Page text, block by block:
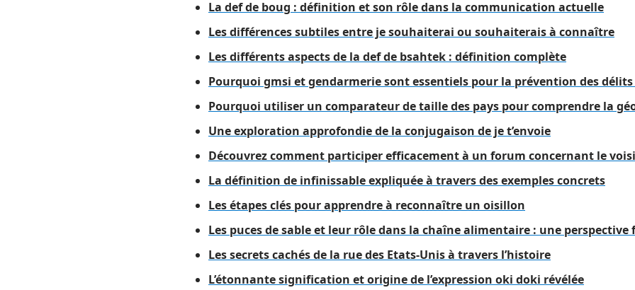
La def de boug : définition et son rôle dans la communication actuelle
Les différences subtiles entre je souhaiterai ou souhaiterais à connaître
Les différents aspects de la def de bsahtek : définition complète
Pourquoi gmsi et gendarmerie sont essentiels pour la prévention des
Pourquoi utiliser un comparateur de taille des pays pour comprendre la
Une exploration approfondie de la conjugaison de je t’envoie
Découvrez comment participer efficacement à un forum concernant le
La définition de infinissable expliquée à travers des exemples concrets
Les étapes clés pour apprendre à reconnaître un oisillon
Les puces de sable et leur rôle dans la chaîne alimentaire : une perspective
Les secrets cachés de la rue des Etats-Unis à travers l’histoire
L’étonnante signification et origine de l’expression oki doki révélée